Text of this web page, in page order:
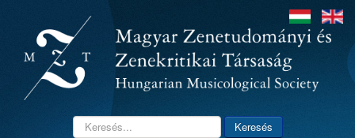
Keresés... Keresés